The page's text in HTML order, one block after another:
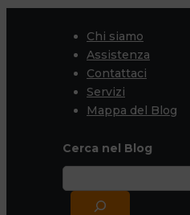
Chi siamo
Assistenza
Contattaci
Servizi
Mappa del Blog
Cerca nel Blog